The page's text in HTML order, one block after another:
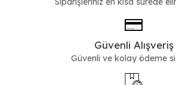
Güvenli Alışveriş
Güvenli ve kolay ödeme